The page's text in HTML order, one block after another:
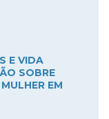
E VIDA
SOBRE
EM